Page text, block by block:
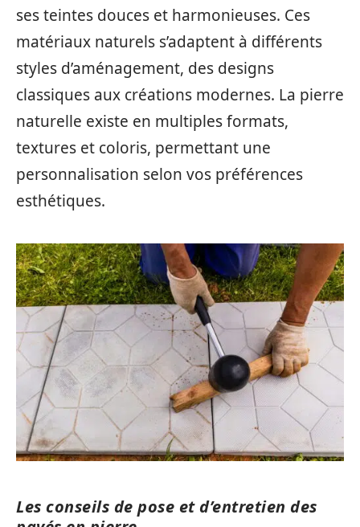
ses teintes douces et harmonieuses. Ces
matériaux naturels s’adaptent à différents
styles d’aménagement, des designs
classiques aux créations modernes. La pierre
naturelle existe en multiples formats,
textures et coloris, permettant une
personnalisation selon vos préférences
esthétiques.
Les conseils de pose et d’entretien des